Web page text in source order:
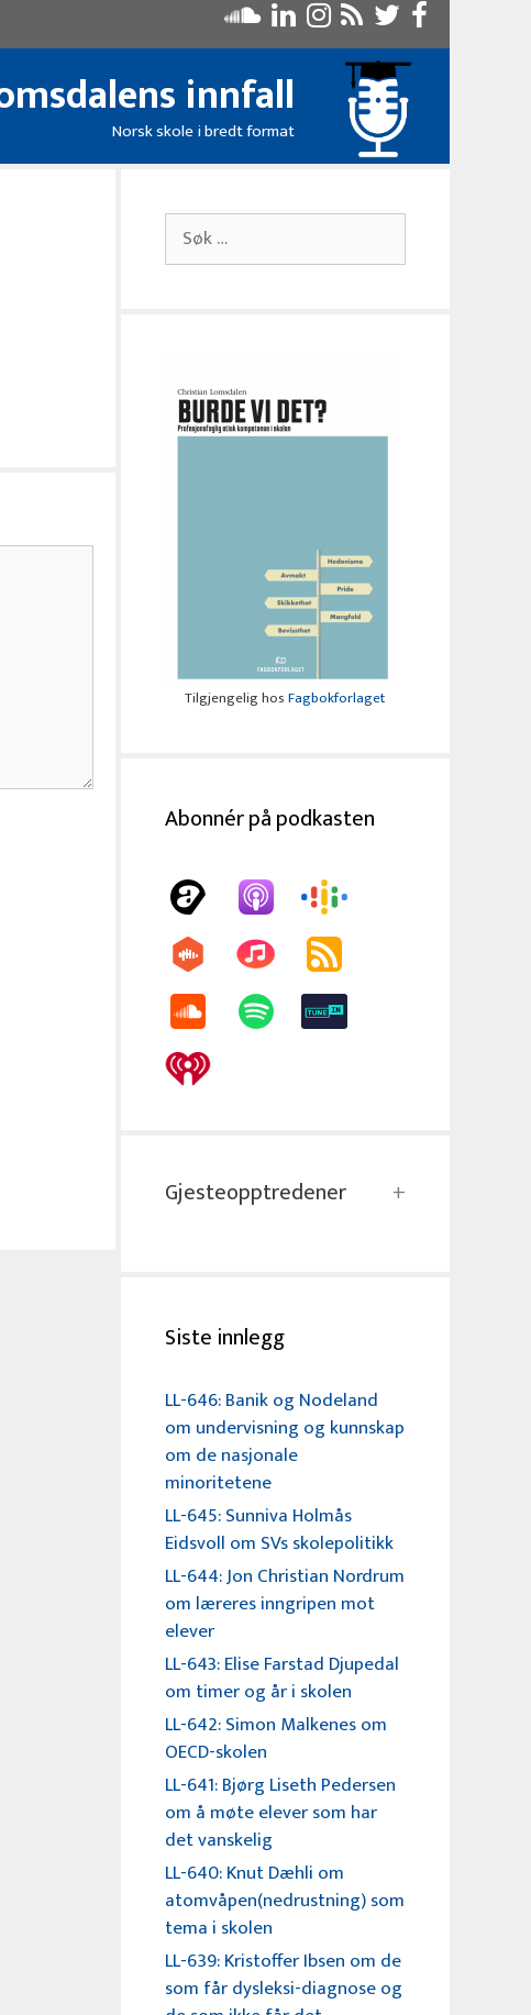
innfall
Norsk skole i bredt format
Søk
etter:
Tilgjengelig hosFagbokforlaget
Abonnér på podkasten
Gjesteopptredener
Siste innlegg
LL-646: Banik og Nodeland
om undervisning og kunnskap
om de nasjonale
minoritetene
LL-645: Sunniva Holmås
Eidsvoll om SVs skolepolitikk
LL-644: Jon Christian Nordrum
om læreres inngripen mot
elever
LL-643: Elise Farstad Djupedal
om timer og år i skolen
LL-642: Simon Malkenes om
OECD-skolen
LL-641: Bjørg Liseth Pedersen
om å møte elever som har
det vanskelig
LL-640: Knut Dæhli om
atomvåpen(nedrustning) som
tema i skolen
LL-639: Kristoffer Ibsen om de
som får dysleksi-diagnose og